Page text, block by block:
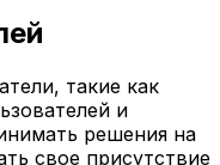
такие как
и
решения на
свое присутствие